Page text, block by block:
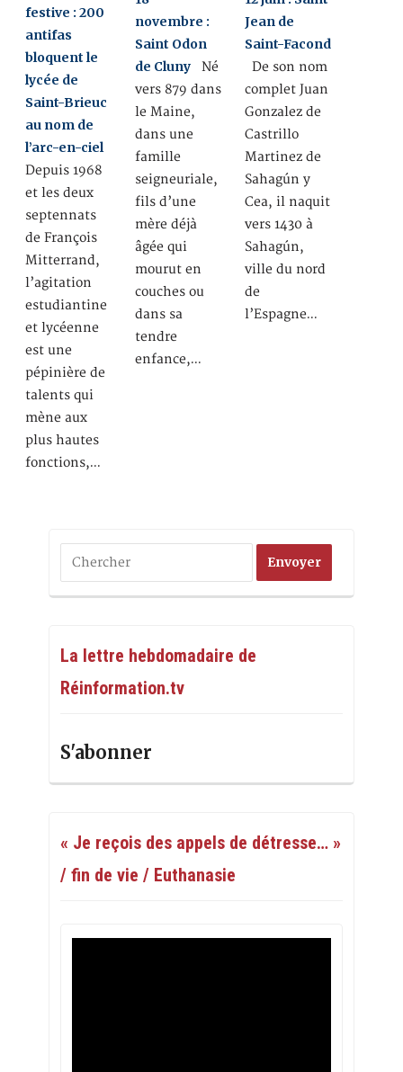
festive : 200
antifas
bloquent le
lycée de
Saint-Brieuc
au nom de
l’arc-en-ciel
Depuis 1968
et les deux
septennats
de François
Mitterrand,
l’agitation
estudiantine
et lycéenne
est une
pépinière de
talents qui
mène aux
plus hautes
fonctions,…
novembre :
Saint Odon
de Cluny Né
vers 879 dans
le Maine,
dans une
famille
seigneuriale,
fils d’une
mère déjà
âgée qui
mourut en
couches ou
dans sa
tendre
enfance,…
Jean de
Saint-Facond
De son nom
complet Juan
Gonzalez de
Castrillo
Martinez de
Sahagún y
Cea, il naquit
vers 1430 à
Sahagún,
ville du nord
de
l’Espagne…
La lettre hebdomadaire de
Réinformation.tv
S'abonner
« Je reçois des appels de détresse… »
/ fin de vie / Euthanasie